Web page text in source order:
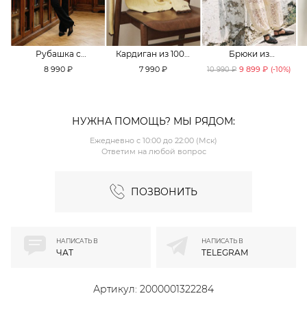
Рубашка с
принтом «клетка»
8 990 ₽
Кардиган из 100%
хлопка TOPTOP
7 990 ₽
Брюки из
смесового хлопка
10 990 ₽ 9 899 ₽ (-10%)
НУЖНА ПОМОЩЬ? МЫ РЯДОМ:
ПОЗВОНИТЬ
Ежедневно с 10:00 до 22:00 (Мск)
Ответим на любой вопрос
Артикул: 2000001322284
НАПИСАТЬ В
ЧАТ
НАПИСАТЬ В
TELEGRAM